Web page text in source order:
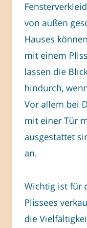
von außen
Hauses
mit einem
lassen die
hindurch,
Vor allem bei
mit einer Tür
ausgestattet
an.
Wichtig ist für
Plissees
die